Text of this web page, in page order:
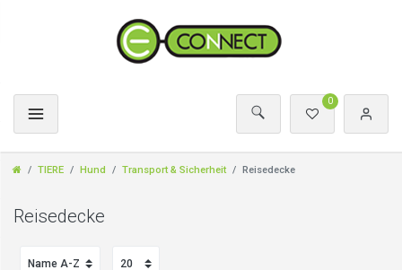
0
TIERE Hund Transport & Sicherheit Reisedecke
Reisedecke